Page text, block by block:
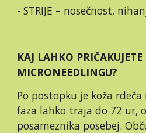
- STRIJE – nosečnost,
KAJ LAHKO PRIČAKUJETE
MICRONEEDLINGU?
Po postopku je koža
faza lahko traja do 72 ur,
posameznika posebej.